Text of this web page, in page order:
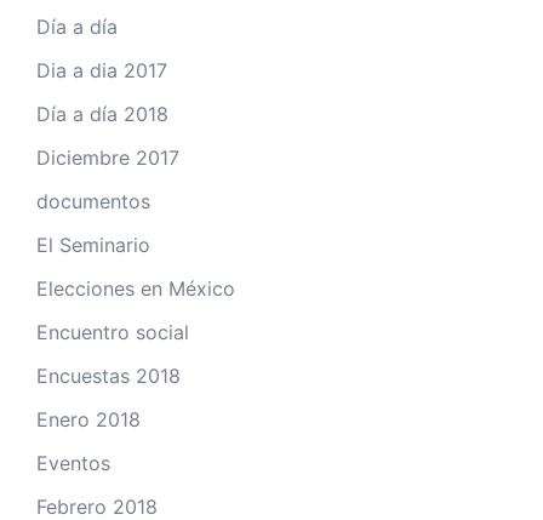
Día a día
Dia a dia 2017
Día a día 2018
Diciembre 2017
documentos
El Seminario
Elecciones en México
Encuentro social
Encuestas 2018
Enero 2018
Eventos
Febrero 2018